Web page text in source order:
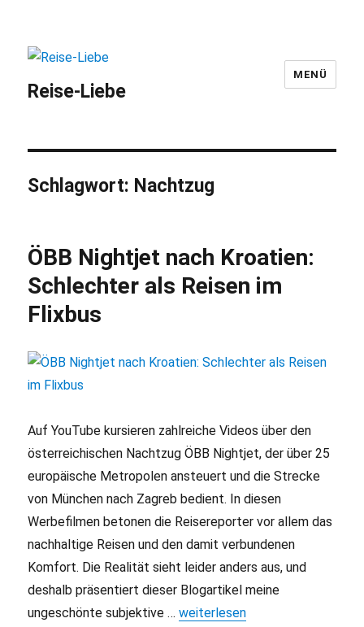
Reise-Liebe
MENÜ
Schlagwort: Nachtzug
ÖBB Nightjet nach Kroatien:
Schlechter als Reisen im
Flixbus
Auf YouTube kursieren zahlreiche Videos über den
österreichischen Nachtzug ÖBB Nightjet, der über 25
europäische Metropolen ansteuert und die Strecke
von München nach Zagreb bedient. In diesen
Werbefilmen betonen die Reisereporter vor allem das
nachhaltige Reisen und den damit verbundenen
Komfort. Die Realität sieht leider anders aus, und
deshalb präsentiert dieser Blogartikel meine
ungeschönte subjektive …„ÖBB Nightjet nach Kroatien:
weiterlesen